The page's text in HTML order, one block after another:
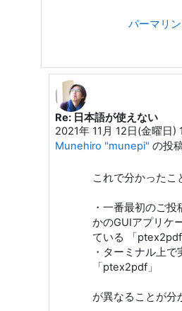
パーマリ
Webern Anton への返信
Re: 日本語が使えない
2021年 11月 12日(金曜日)
Munehiro "munepi" の投
これで分かったこ
・一番最初のご
かのGUIアプリケ
ている 「ptex2pdf
・ターミナル上で
「ptex2pdf」
が異なることが分